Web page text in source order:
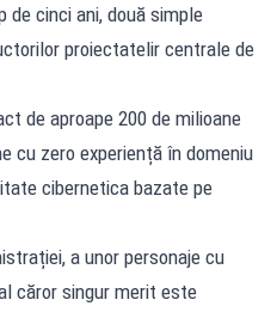
cinci ani, două simple
proiectatelir centrale de
de aproape 200 de milioane
cu zero experiență în domeniu
cibernetica bazate pe
a unor personaje cu
căror singur merit este